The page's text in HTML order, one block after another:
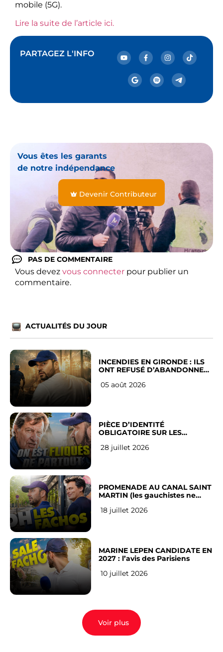
mobile (5G).
Lire la suite de l’article ici.
PARTAGEZ L'INFO
Vous êtes les garants
de notre indépendance
Devenir Contributeur
PAS DE COMMENTAIRE
Vous devez vous connecter pour publier un
commentaire.
ACTUALITÉS DU JOUR
INCENDIES EN GIRONDE : ILS
ONT REFUSÉ D’ABANDONNER
05 août 2026
PIÈCE D’IDENTITÉ
OBLIGATOIRE SUR LES
Français
28 juillet 2026
PROMENADE AU CANAL SAINT
MARTIN (les gauchistes ne
18 juillet 2026
MARINE LEPEN CANDIDATE EN
2027 : l’avis des Parisiens
10 juillet 2026
Voir plus